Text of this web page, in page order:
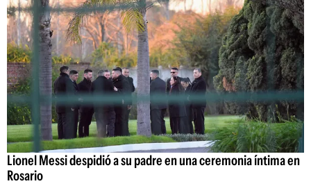
Lionel Messi despidió a su padre en una ceremonia íntima en
Rosario